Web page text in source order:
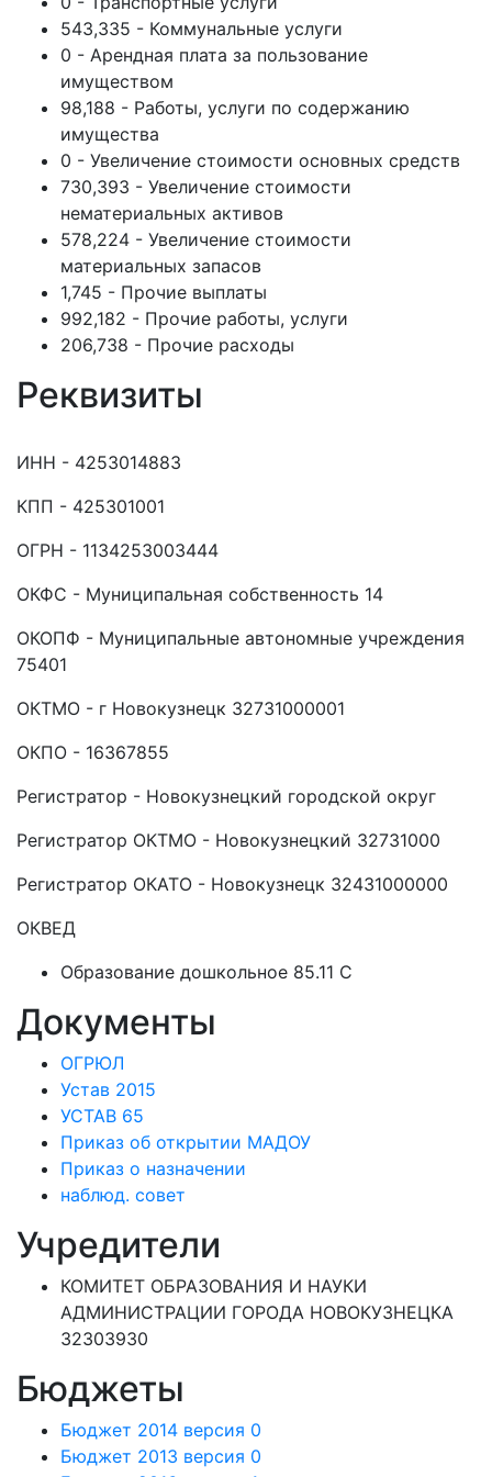
543,335 - Коммунальные услуги
0 - Арендная плата за пользование
имуществом
98,188 - Работы, услуги по содержанию
имущества
0 - Увеличение стоимости основных средств
730,393 - Увеличение стоимости
нематериальных активов
578,224 - Увеличение стоимости
материальных запасов
1,745 - Прочие выплаты
992,182 - Прочие работы, услуги
206,738 - Прочие расходы
Реквизиты
ИНН - 4253014883
КПП - 425301001
ОГРН - 1134253003444
ОКФС - Муниципальная собственность 14
ОКОПФ - Муниципальные автономные учреждения
75401
ОКТМО - г Новокузнецк 32731000001
ОКПО - 16367855
Регистратор - Новокузнецкий городской округ
Регистратор ОКТМО - Новокузнецкий 32731000
Регистратор ОКАТО - Новокузнецк 32431000000
ОКВЕД
Образование дошкольное 85.11 C
Документы
ОГРЮЛ
Устав 2015
УСТАВ 65
Приказ об открытии МАДОУ
Приказ о назначении
наблюд. совет
Учредители
КОМИТЕТ ОБРАЗОВАНИЯ И НАУКИ
АДМИНИСТРАЦИИ ГОРОДА НОВОКУЗНЕЦКА
32303930
Бюджеты
Бюджет 2014 версия 0
Бюджет 2013 версия 0